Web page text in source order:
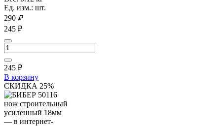
Ед. изм.: шт.
290 ₽
245 ₽
245 ₽
В корзину
СКИДКА 25%